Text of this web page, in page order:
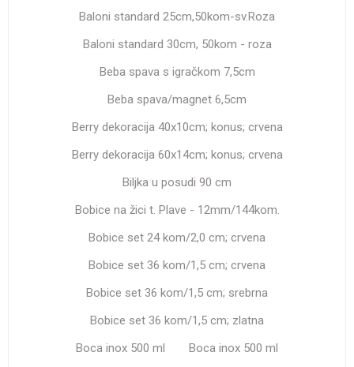
Baloni standard 25cm,50kom-sv.Roza
Baloni standard 30cm, 50kom - roza
Beba spava s igračkom 7,5cm
Beba spava/magnet 6,5cm
Berry dekoracija 40x10cm; konus; crvena
Berry dekoracija 60x14cm; konus; crvena
Biljka u posudi 90 cm
Bobice na žici t. Plave - 12mm/144kom.
Bobice set 24 kom/2,0 cm; crvena
Bobice set 36 kom/1,5 cm; crvena
Bobice set 36 kom/1,5 cm; srebrna
Bobice set 36 kom/1,5 cm; zlatna
Boca inox 500 ml
Boca inox 500 ml